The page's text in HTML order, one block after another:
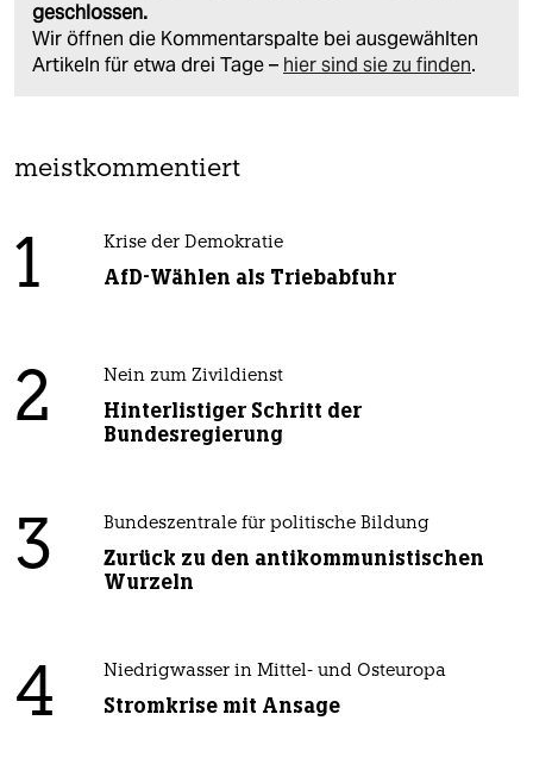
geschlossen.
Wir öffnen die Kommentarspalte bei ausgewählten
Artikeln für etwa drei Tage – hier sind sie zu finden.
meistkommentiert
1 Krise der Demokratie
AfD-Wählen als Triebabfuhr
2 Nein zum Zivildienst
Hinterlistiger Schritt der
Bundesregierung
3 Bundeszentrale für politische Bildung
Zurück zu den antikommunistischen
Wurzeln
4 Niedrigwasser in Mittel- und Osteuropa
Stromkrise mit Ansage